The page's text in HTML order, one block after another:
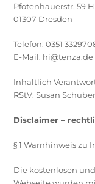
Pfotenhauerstr. 59
01307 Dresden
Telefon: 0351
E-Mail: hi@tenza.de
Inhaltlich
RStV: Susan
Disclaimer –
§ 1 Warnhinweis zu
Die kostenlosen